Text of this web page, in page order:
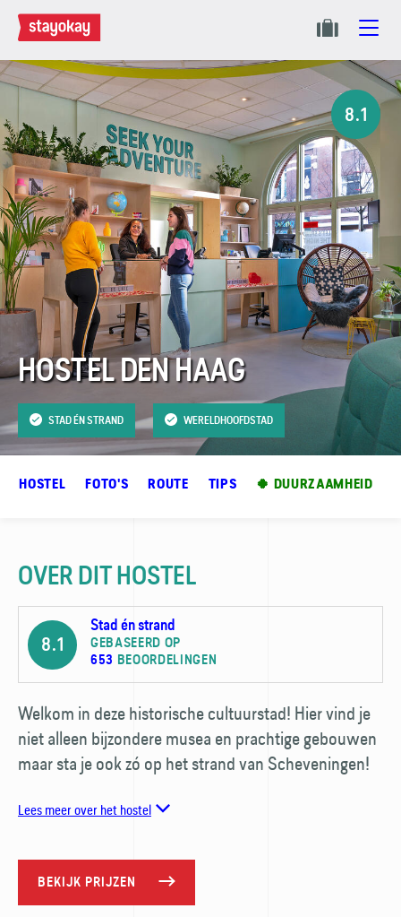
HOSTEL DEN HAAG
STAD ÉN STRAND WERELDHOOFDSTAD
8.1
HOSTEL FOTO'S ROUTE TIPS 🍀 DUURZAAMHEID
OVER DIT HOSTEL
8.1
Stad én strand
GEBASEERD OP
653 BEOORDELINGEN
Welkom in deze historische cultuurstad! Hier vind je
niet alleen bijzondere musea en prachtige gebouwen
maar sta je ook zó op het strand van Scheveningen!
Lees meer over het hostel
BEKIJK PRIJZEN